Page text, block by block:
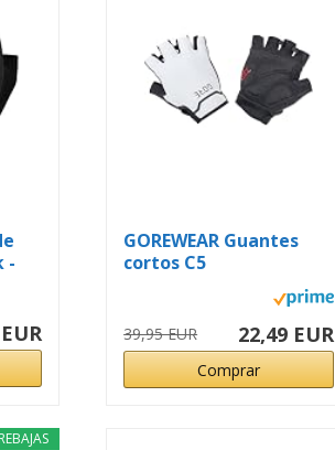
-
GOREWEAR Guantes
cortos C5
39,95 EUR 22,49 EUR
Comprar
REBAJAS